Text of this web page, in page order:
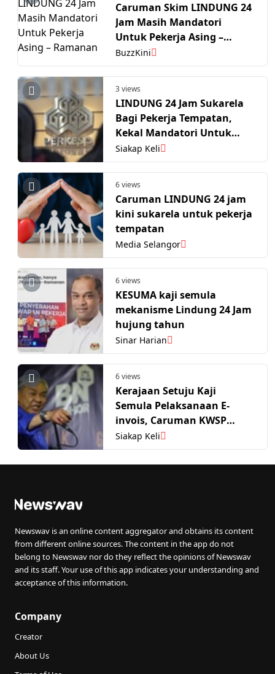
Caruman Skim LINDUNG 24
Jam Masih Mandatori
Untuk Pekerja Asing –
Ramanan
BuzzKini
3 views
LINDUNG 24 Jam Sukarela
Bagi Pekerja Tempatan,
Kekal Mandatori Untuk
Pekerja Asing
Siakap Keli
6 views
Caruman LINDUNG 24 jam
kini sukarela untuk pekerja
tempatan
Media Selangor
6 views
KESUMA kaji semula
mekanisme Lindung 24 Jam
hujung tahun
Sinar Harian
6 views
Kerajaan Setuju Kaji
Semula Pelaksanaan E-
invois, Caruman KWSP
Pekerja Warga Asing
Siakap Keli
Newswav is an online content aggregator and obtains its content
from different online sources. The content in the app do not
belong to Newswav nor do they reflect the opinions of Newswav
and its staff. Your use of this app indicates your understanding and
acceptance of this information.
Company
Creator
About Us